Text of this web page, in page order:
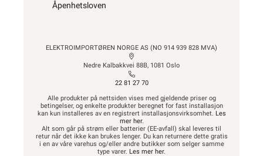
Åpenhetsloven
ELEKTROIMPORTØREN NORGE AS (NO 914 939 828 MVA)
Nedre Kalbakkvei 88B, 1081 Oslo
22 81 27 70
Alle produkter på nettsiden vises med gjeldende priser og
betingelser, og enkelte produkter beregnet for fast installasjon
kan kun installeres av en registrert installasjonsvirksomhet. Les
mer her.
Alt som går på strøm eller batterier (EE-avfall) skal leveres til
retur når det ikke kan brukes lenger. Du kan returnere dette gratis
i en av våre varehus og/eller andre butikker som selger samme
type varer. Les mer her.